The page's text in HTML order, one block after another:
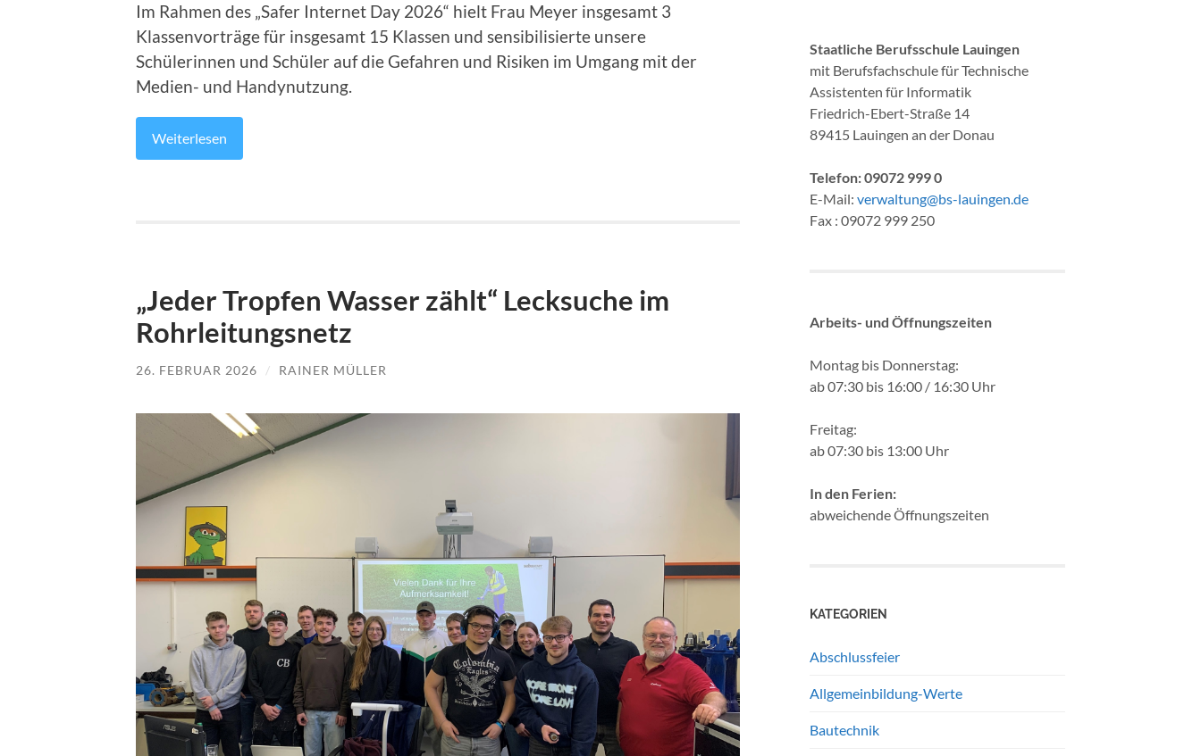
Im Rahmen des „Safer Internet Day 2026“ hielt Frau Meyer insgesamt 3
Klassenvorträge für insgesamt 15 Klassen und sensibilisierte unsere
Schülerinnen und Schüler auf die Gefahren und Risiken im Umgang mit der
Medien- und Handynutzung.
Weiterlesen
„Jeder Tropfen Wasser zählt“ Lecksuche im
Rohrleitungsnetz
26. FEBRUAR 2026 / RAINER MÜLLER
Staatliche Berufsschule Lauingen
mit Berufsfachschule für Technische
Assistenten für Informatik
Friedrich-Ebert-Straße 14
89415 Lauingen an der Donau
Telefon: 09072 999 0
E-Mail: verwaltung@bs-lauingen.de
Fax : 09072 999 250
Arbeits- und Öffnungszeiten
Montag bis Donnerstag:
ab 07:30 bis 16:00 / 16:30 Uhr
Freitag:
ab 07:30 bis 13:00 Uhr
In den Ferien:
abweichende Öffnungszeiten
KATEGORIEN
Abschlussfeier
Allgemeinbildung-Werte
Bautechnik